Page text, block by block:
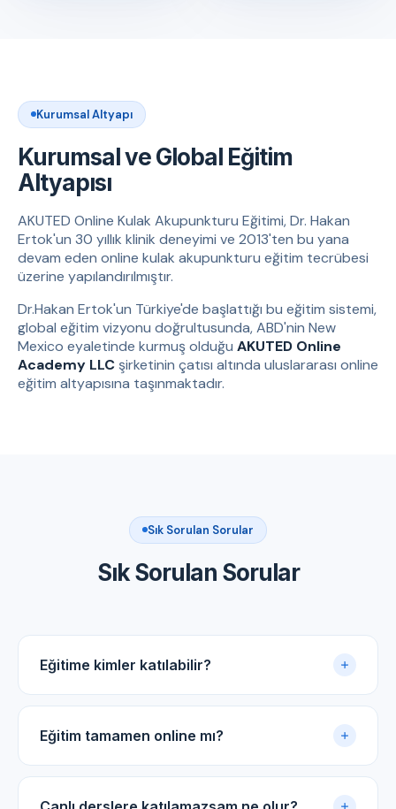
Kurumsal Altyapı
Kurumsal ve Global Eğitim
Altyapısı
AKUTED Online Kulak Akupunkturu Eğitimi, Dr. Hakan
Ertok'un 30 yıllık klinik deneyimi ve 2013'ten bu yana
devam eden online kulak akupunkturu eğitim tecrübesi
üzerine yapılandırılmıştır.
Dr.Hakan Ertok'un Türkiye'de başlattığı bu eğitim sistemi,
global eğitim vizyonu doğrultusunda, ABD'nin New
Mexico eyaletinde kurmuş olduğu AKUTED Online
Academy LLC şirketinin çatısı altında uluslararası online
eğitim altyapısına taşınmaktadır.
Sık Sorulan Sorular
Sık Sorulan Sorular
Eğitime kimler katılabilir?
Akupunktur uygulama sertifikasına sahip tüm tıp
doktorları ve diş hekimleri için uygundur.
Eğitim tamamen online mı?
Evet. Eğitim online panel üzerinden yürütülür. Canlı
dersler, kayıtlı video arşivi ve PDF ders notlarıyla